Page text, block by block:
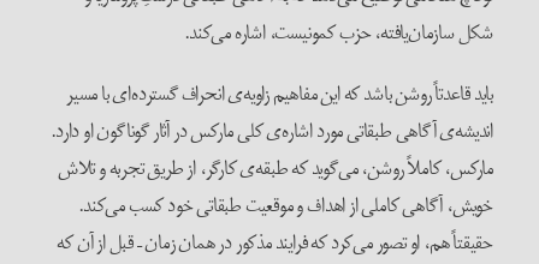
شکل سازمان‌یافته، حزب کمونیست، اشاره می‌کند.
باید قاعدتاً روشن باشد که این مفاهیم زاویه‌ی انحراف گسترده‌ای با مسیر
اندیشه‌ی آگاهی طبقاتی مورد اشاره‌ی کلی مارکس در آثار گوناگون او دارد.
مارکس، کاملاً روشن، می‌گوید که طبقه‌ی کارگر، از طریق تجربه و تلاش
خویش، آگاهی کاملی از اهداف و موقعیت طبقاتی خود کسب می‌کند.
حقیقتاً هم، او تصور می‌کرد که فرایند مذکور در همان زمان – قبل از آن که